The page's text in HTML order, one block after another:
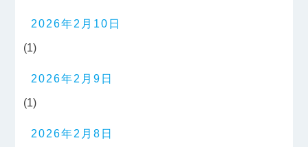
2026年2月10日
(1)
2026年2月9日
(1)
2026年2月8日